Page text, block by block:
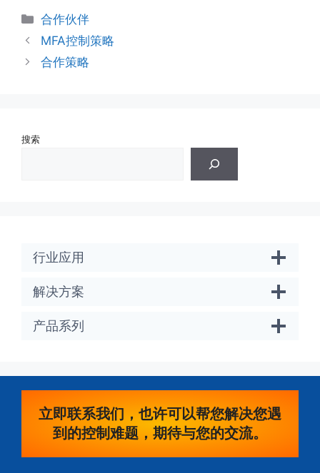
分
类
合作伙伴
MFA控制策略
合作策略
搜索
行业应用
解决方案
产品系列
立即联系我们，也许可以帮您解决您遇
到的控制难题，期待与您的交流。